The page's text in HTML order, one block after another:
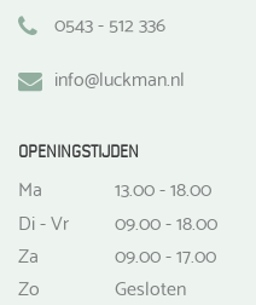
0543 - 512 336
info@luckman.nl
OPENINGSTIJDEN
Ma
13.00 - 18.00
Di - Vr
09.00 - 18.00
Za
09.00 - 17.00
Zo
Gesloten